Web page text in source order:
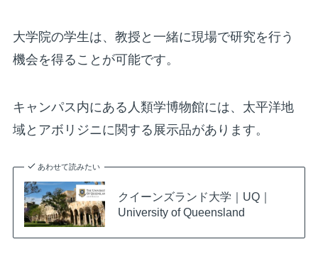
大学院の学生は、教授と一緒に現場で研究を行う
機会を得ることが可能です。
キャンパス内にある人類学博物館には、太平洋地
域とアボリジニに関する展示品があります。
あわせて読みたい
クイーンズランド大学｜UQ｜
University of Queensland